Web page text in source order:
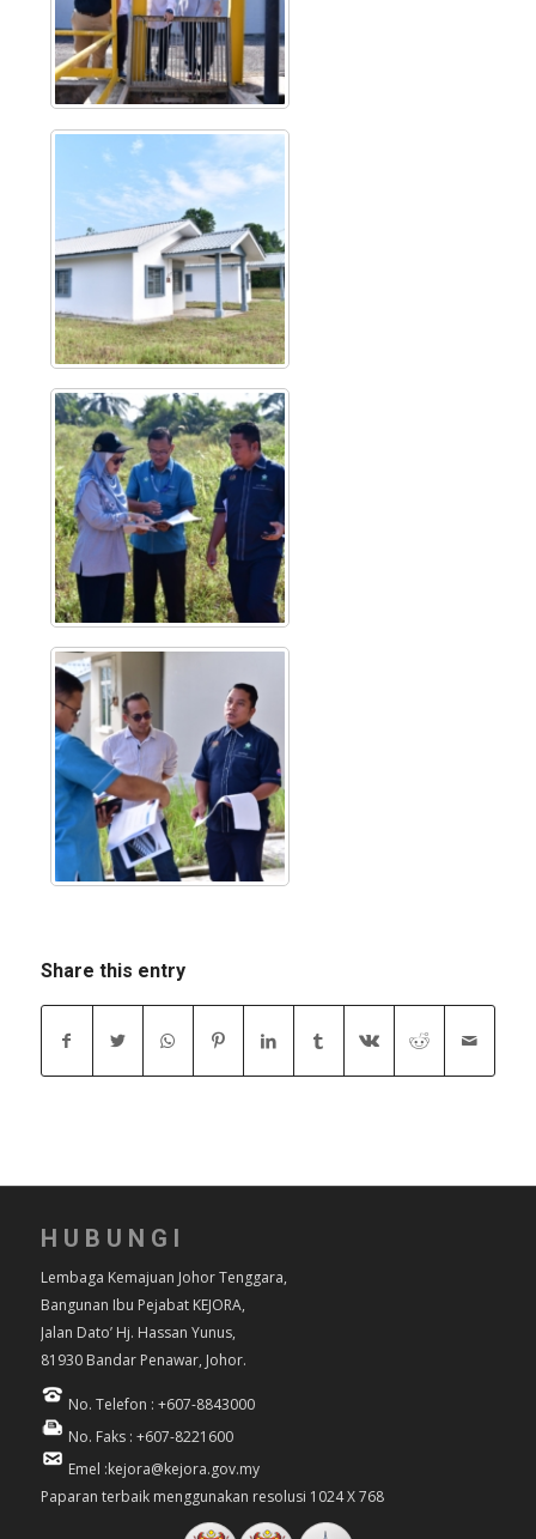
Share this entry
HUBUNGI
Lembaga Kemajuan Johor Tenggara,
Bangunan Ibu Pejabat KEJORA,
Jalan Dato’ Hj. Hassan Yunus,
81930 Bandar Penawar, Johor.
No. Telefon : +607-8843000
No. Faks : +607-8221600
Emel :kejora@kejora.gov.my
Paparan terbaik menggunakan resolusi 1024 X 768